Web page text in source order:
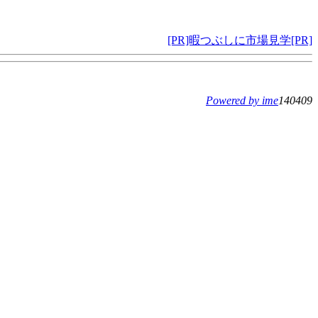
[PR]暇つぶしに市場見学[PR]
Powered by ime140409